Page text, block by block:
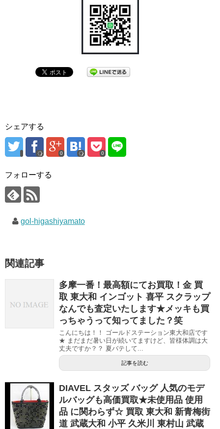
シェアする
0 0
フォローする
gol-higashiyamato
関連記事
多摩一番！最高額にてお買取！金 買
取 東大和 インゴット 喜平 スクラップ
なんでも査定いたします★メッキも買
っちゃうって知ってました？笑
こんにちは！！ ゴールドステーション東大和店です
★ まだまだ暑い日が続いてますけど、皆様体調は大
丈夫ですか？？ 夏バテして...
記事を読む
DIAVEL スタッズ バッグ 人気のモデ
ルバッグも高価買取★未使用品 使用
品 に関わらず☆ 買取 東大和 新青梅街
道 武蔵大和 小平 久米川 東村山 武蔵